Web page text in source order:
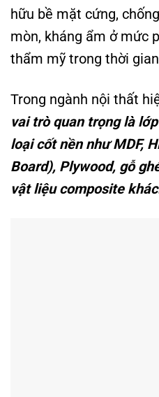
hữu bề mặt cứng,
mòn, kháng ẩm ở mức
thẩm mỹ trong thời
Trong ngành nội thất
vai trò quan trọng là
loại cốt nền như MDF,
Board), Plywood, gỗ
vật liệu composite